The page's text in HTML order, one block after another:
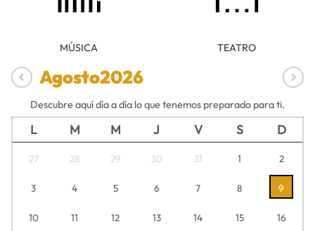
MÚSICA TEATRO
Agosto2026
Descubre aquí día a día lo que tenemos preparado para ti.
L M M J V S D
27 28 29 30 31 1 2
3 4 5 6 7 8 9
10 11 12 13 14 15 16